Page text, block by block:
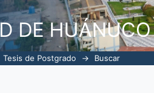
DE HUÁNUCO
Tesis de Postgrado → Buscar